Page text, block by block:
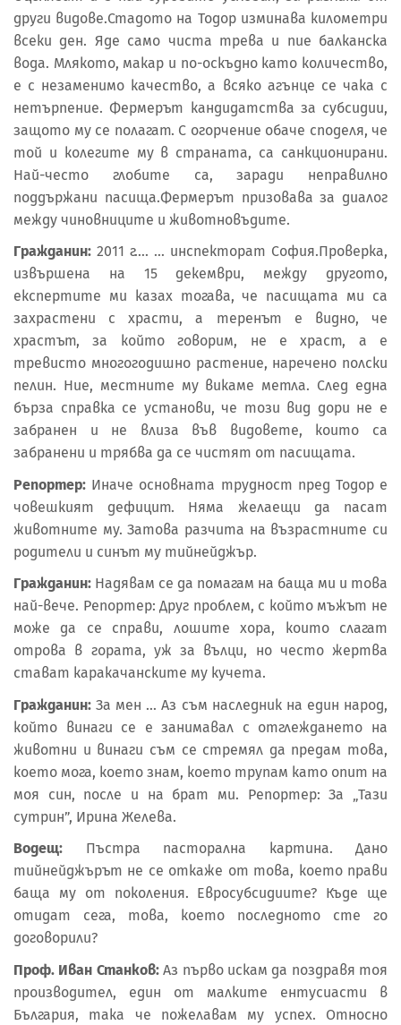
други видове.Стадото на Тодор изминава километри
всеки ден. Яде само чиста трева и пие балканска
вода. Млякото, макар и по-оскъдно като количество,
е с незаменимо качество, а всяко агънце се чака с
нетърпение. Фермерът кандидатства за субсидии,
защото му се полагат. С огорчение обаче споделя, че
той и колегите му в страната, са санкционирани.
Най-често глобите са, заради неправилно
поддържани пасища.Фермерът призовава за диалог
между чиновниците и животновъдите.
Гражданин: 2011 г…. … инспекторат София.Проверка,
извършена на 15 декември, между другото,
експертите ми казах тогава, че пасищата ми са
захрастени с храсти, а теренът е видно, че
храстът, за който говорим, не е храст, а е
тревисто многогодишно растение, наречено полски
пелин. Ние, местните му викаме метла. След една
бърза справка се установи, че този вид дори не е
забранен и не влиза във видовете, които са
забранени и трябва да се чистят от пасищата.
Репортер: Иначе основната трудност пред Тодор е
човешкият дефицит. Няма желаещи да пасат
животните му. Затова разчита на възрастните си
родители и синът му тийнейджър.
Гражданин: Надявам се да помагам на баща ми и това
най-вече. Репортер: Друг проблем, с който мъжът не
може да се справи, лошите хора, които слагат
отрова в гората, уж за вълци, но често жертва
стават каракачанските му кучета.
Гражданин: За мен … Аз съм наследник на един народ,
който винаги се е занимавал с отглеждането на
животни и винаги съм се стремял да предам това,
което мога, което знам, което трупам като опит на
моя син, после и на брат ми. Репортер: За „Тази
сутрин”, Ирина Желева.
Водещ: Пъстра пасторална картина. Дано
тийнейджърът не се откаже от това, което прави
баща му от поколения. Евросубсидиите? Къде ще
отидат сега, това, което последното сте го
договорили?
Проф. Иван Станков:Аз първо искам да поздравя тоя
производител, един от малките ентусиасти в
България, така че пожелавам му успех. Относно